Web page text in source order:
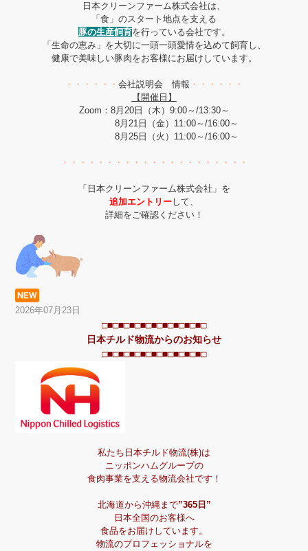
日本クリーンファーム株式会社は、
「食」のスタート地点を支える
豚の生産飼育を行っている会社です。
「生命の恵み」を大切に一頭一頭愛情を込めて飼育し、
健康で美味しい豚肉をお客様にお届けしています。
・・・・・・ 会社説明会 情報 ・・・・・・
【開催日】
Zoom：8月20日（木）9:00～/13:30～
8月21日（金）11:00～/16:00～
8月25日（火）11:00～/16:00～
・・・・・・・・・・・・・・・・・・・・・
「日本クリーンファーム株式会社」を
追加エントリーして、
詳細をご確認ください！
2026年07月23日
□■□■□■□■□■□■□■□■□■□
日本チルド物流からのお知らせ
□■□■□■□■□■□■□■□■□■□
私たち日本チルド物流(株)は
ニッポンハムグループの
食肉事業を支える物流会社です！
北海道から沖縄まで”365日”
日本全国のお客様へ
食品をお届けしています。
物流のプロフェッショナルを